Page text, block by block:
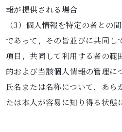
報が提供される場合
（3）個人情報を特定の者との
であって，その旨並びに共同し
項目，共同して利用する者の範
的および当該個人情報の管理に
氏名または名称について，あら
たは本人が容易に知り得る状態